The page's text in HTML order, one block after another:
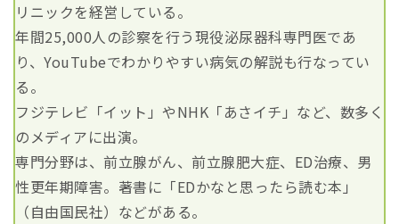
リニックを経営している。
年間25,000人の診察を行う現役泌尿器科専門医であ
り、YouTubeでわかりやすい病気の解説も行なってい
る。
フジテレビ「イット」やNHK「あさイチ」など、数多く
のメディアに出演。
専門分野は、前立腺がん、前立腺肥大症、ED治療、男
性更年期障害。著書に「EDかなと思ったら読む本」
（自由国民社）などがある。